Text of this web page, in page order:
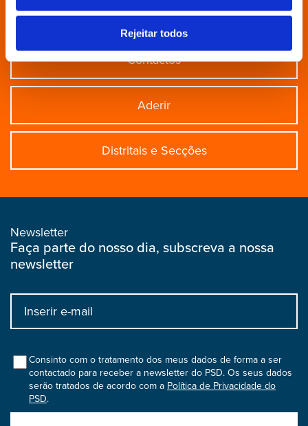
Rejeitar todos
Povo Livre
Contactos
Aderir
Distritais e Secções
Newsletter
Faça parte do nosso dia, subscreva a nossa
newsletter
Input
bootstrap
colConsinto com o tratamento dos meus dados de forma a ser
contactado para receber a newsletter do PSD. Os seus dados
serão tratados de acordo com a Política de Privacidade do
PSD.